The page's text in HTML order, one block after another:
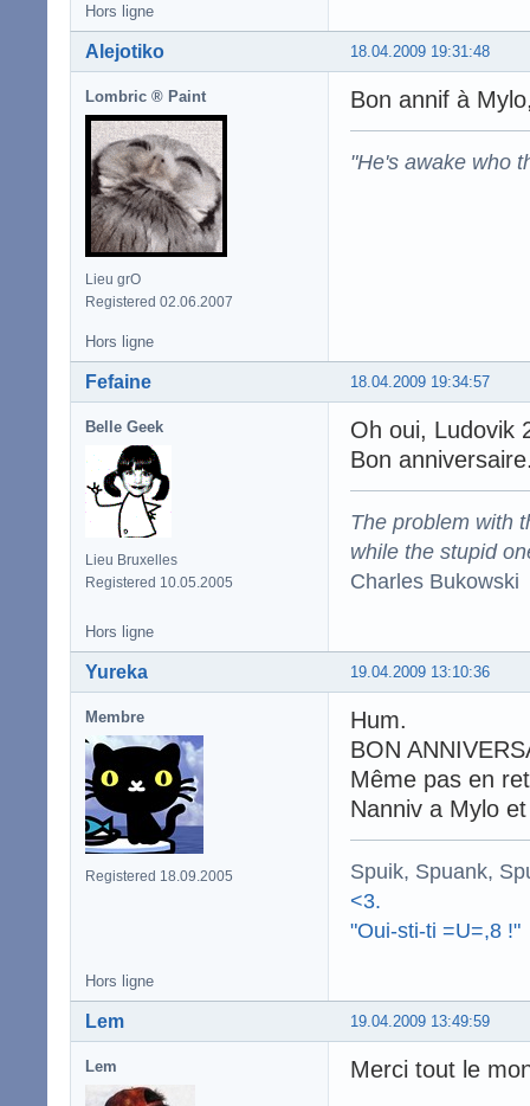
Hors ligne
18.04.2009 19:31:48
Alejotiko
Lombric ® Paint
Lieu grO
Registered 02.06.2007
Bon annif à
"He's awake who
Hors ligne
18.04.2009 19:34:57
Fefaine
Belle Geek
Lieu Bruxelles
Registered 10.05.2005
Oh oui, Ludovik
Bon
The problem with
while the stupid
Charles Bukowski
Hors ligne
19.04.2009 13:10:36
Yureka
Membre
Registered 18.09.2005
Hum.
BON
Même pas en
Nanniv a Mylo
Spuik, Spuank,
<3.
"Oui-sti-ti =U=,8 !"
Hors ligne
19.04.2009 13:49:59
Lem
Lem
Merci tout le